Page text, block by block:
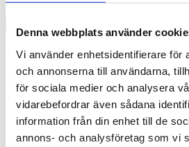
Denna webbplats använder
Vi använder enhetsidentifierare för
och annonserna till användarna,
för sociala medier och analysera
vidarebefordrar även sådana
information från din enhet till de
annons- och analysföretag som vi